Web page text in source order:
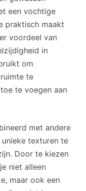
een vochtige
praktisch maakt
voordeel van
in
om
te
te voegen aan
met andere
texturen te
Door te kiezen
niet alleen
maar ook een